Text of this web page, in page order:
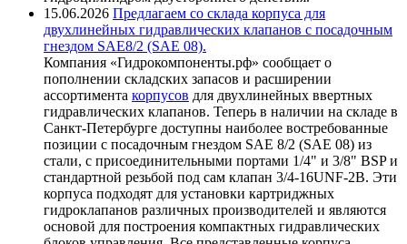
15.06.2026 Предлагаем со склада корпуса для
двухлинейных гидравлических клапанов с посадочным
гнездом SAE8/2 (SAE 08).
Компания «Гидрокомпоненты.рф» сообщает о
пополнении складских запасов и расширении
ассортимента корпусов для двухлинейных ввертных
гидравлических клапанов. Теперь в наличии на складе в
Санкт-Петербурге доступны наиболее востребованные
позиции с посадочным гнездом SAE 8/2 (SAE 08) из
стали, с присоединительными портами 1/4" и 3/8" BSP и
стандартной резьбой под сам клапан 3/4-16UNF-2B. Эти
корпуса подходят для установки картриджных
гидроклапанов различных производителей и являются
основой для построения компактных гидравлических